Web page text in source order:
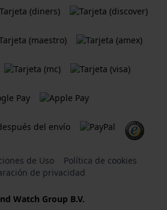
de Uso
Política de cookies
de privacidad
Watch Group B.V.